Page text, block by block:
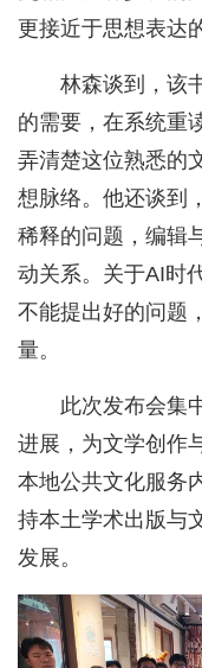
更接近于思想表达
林森谈到，该
的需要，在系统重
弄清楚这位熟悉的
想脉络。他还谈到
稀释的问题，编辑
动关系。关于AI时
不能提出好的问题
量。
此次发布会集
进展，为文学创作
本地公共文化服务
持本土学术出版与
发展。